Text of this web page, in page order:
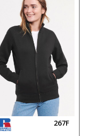
267F